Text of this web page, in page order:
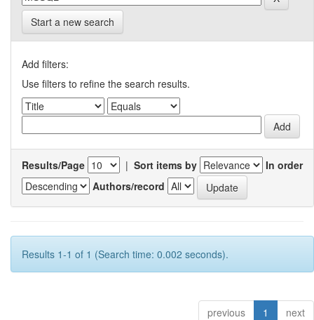
Start a new search
Add filters:
Use filters to refine the search results.
Results/Page | Sort items by
In order
Authors/record
Results 1-1 of 1 (Search time: 0.002 seconds).
previous 1 next